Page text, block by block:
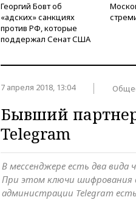
Георгий Бовт об
«адских» санкциях
против РФ, которые
поддержал Сенат США
7 апреля 2018, 13:04
Бывший
Telegram
В мессенджере есть два вида
При этом ключи шифрования
администрации Telegram есть